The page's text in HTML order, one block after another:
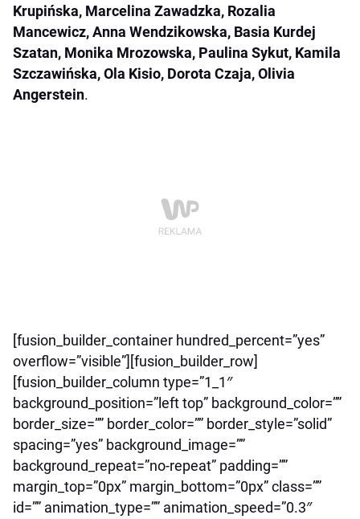
Krupińska, Marcelina Zawadzka, Rozalia
Mancewicz, Anna Wendzikowska, Basia Kurdej
Szatan, Monika Mrozowska, Paulina Sykut, Kamila
Szczawińska, Ola Kisio, Dorota Czaja, Olivia
Angerstein.
[fusion_builder_container hundred_percent=”yes”
overflow=”visible”][fusion_builder_row]
[fusion_builder_column type=”1_1″
background_position=”left top” background_color=””
border_size=”” border_color=”” border_style=”solid”
spacing=”yes” background_image=””
background_repeat=”no-repeat” padding=””
margin_top=”0px” margin_bottom=”0px” class=””
id=”” animation_type=”” animation_speed=”0.3″